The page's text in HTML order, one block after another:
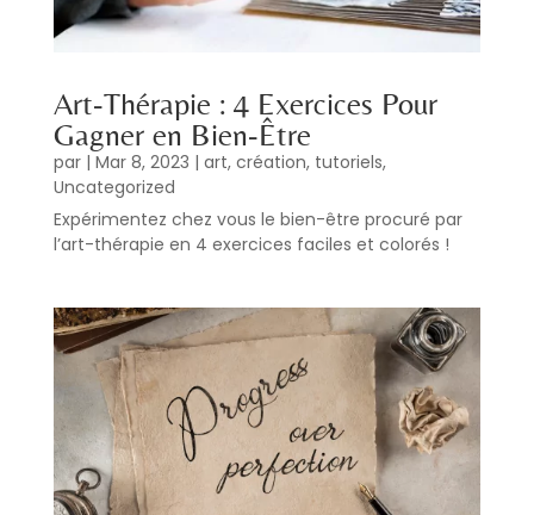
Art-Thérapie : 4 Exercices Pour
Gagner en Bien-Être
par | Mar 8, 2023 | art, création, tutoriels,
Uncategorized
Expérimentez chez vous le bien-être procuré par
l’art-thérapie en 4 exercices faciles et colorés !